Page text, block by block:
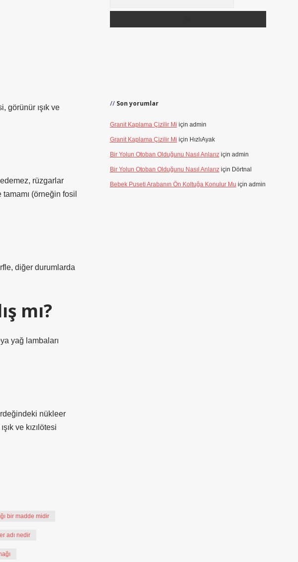
görünür ışık ve
rüzgarlar
(örneğin fosil
diğer durumlarda
mı?
yağ lambaları
nükleer
ve kızılötesi
bir madde midir
adı nedir
Son yorumlar
Granit Kaplama Çizilir Mi için admin
Granit Kaplama Çizilir Mi için HızlıAyak
Bir Yolun Otoban Olduğunu Nasıl Anlarıziçin admin
Bir Yolun Otoban Olduğunu Nasıl Anlarıziçin Dörtnal
Bebek Puseti Arabanın Ön Koltuğa Konulur Mu için admin